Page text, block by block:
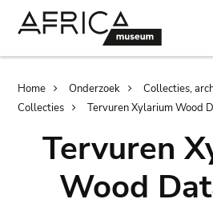
Breadcrumb
Home Onderzoek
Collecties,
Collecties
Tervuren Xylarium Wood
Tervuren
Wood